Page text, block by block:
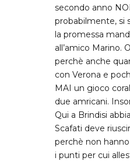
secondo anno
probabilmente, si
la promessa
all’amico Marino.
perchè anche
con Verona e
MAI un gioco
due amricani.
Qui a Brindisi
Scafati deve
perchè non
i punti per cui